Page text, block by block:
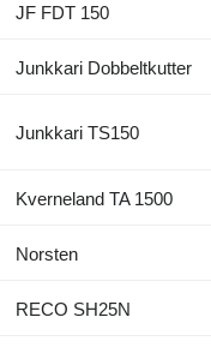
JF FDT 150
Junkkari Dobbeltkutter
Junkkari TS150
Kverneland TA 1500
Norsten
RECO SH25N